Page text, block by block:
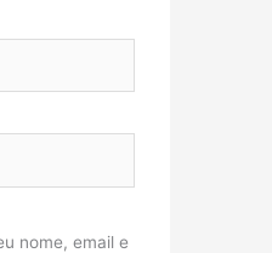
nome, email e